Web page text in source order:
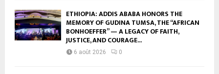
ETHIOPIA: ADDIS ABABA HONORS THE
MEMORY OF GUDINA TUMSA, THE “AFRICAN
BONHOEFFER” — A LEGACY OF FAITH,
JUSTICE, AND COURAGE...
6 août 2026 0